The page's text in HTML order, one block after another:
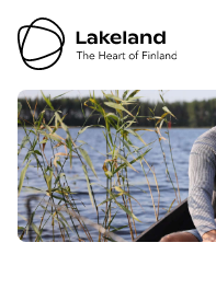
sisältöön